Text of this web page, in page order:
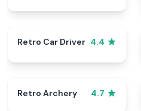
Retro Car Driver 4.4
Retro Archery 4.7